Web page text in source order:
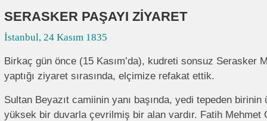
SERASKER PAŞAYI ZİYARET
İstanbul, 24 Kasım 1835
Birkaç gün önce (15 Kasım’da), kudreti sonsuz Serasker
yaptığı ziyaret sırasında, elçimize refakat ettik.
Sultan Beyazıt camiinin yanı başında, yedi tepeden birinin
yüksek bir duvarla çevrilmiş bir alan vardır. Fatih Mehmet